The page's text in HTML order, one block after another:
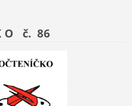
O č. 86